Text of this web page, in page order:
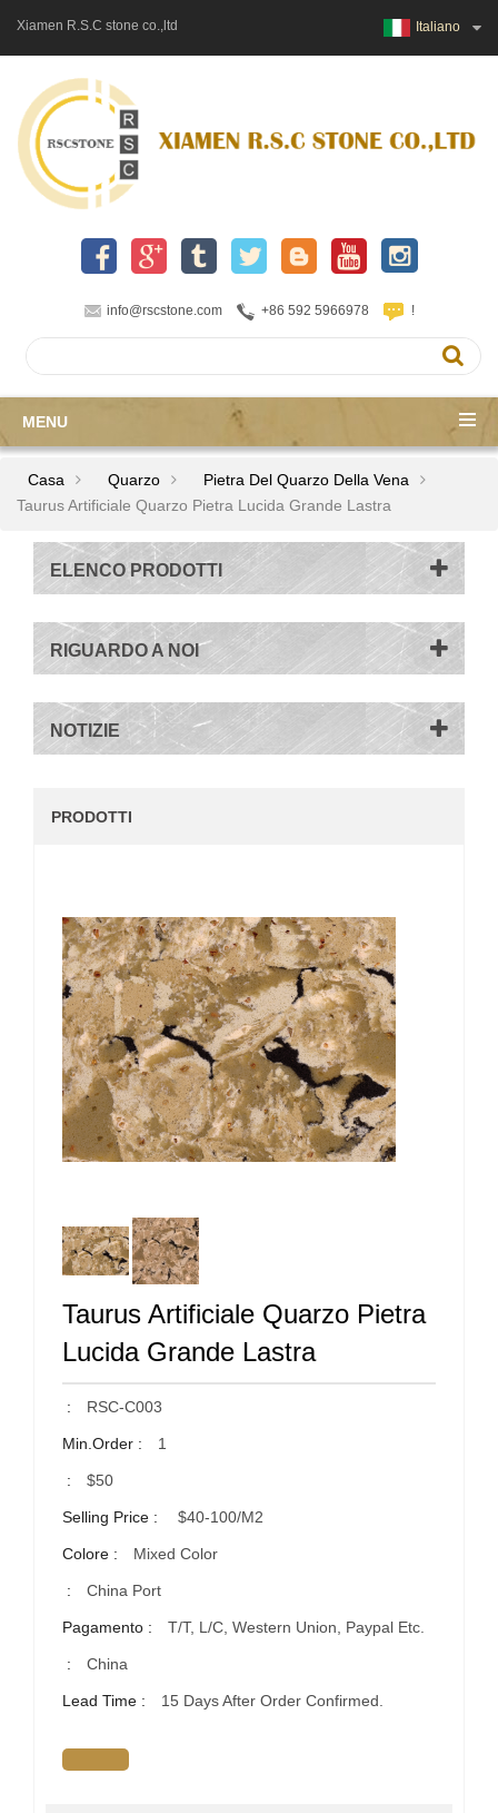
Xiamen R.S.C stone co.,ltd Italiano
info@rscstone.com +86 592 5966978 !
MENU
Casa Quarzo
Pietra Del Quarzo Della Vena
Taurus Artificiale Quarzo Pietra Lucida Grande Lastra
ELENCO PRODOTTI
RIGUARDO A NOI
NOTIZIE
PRODOTTI
Taurus Artificiale Quarzo Pietra
Lucida Grande Lastra
: RSC-C003
Min.Order : 1
: $50
Selling Price : $40-100/m2
Colore : Mixed Color
: China Port
Pagamento : T/T, L/C, Western Union, Paypal Etc.
: China
Lead Time : 15 Days After Order Confirmed.